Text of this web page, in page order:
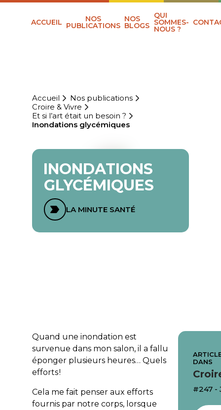
ACCUEIL NOS
PUBLICATIONS
NOS
BLOGS
QUI
SOMMES-
NOUS ?
Accueil
Nos publications
Croire & Vivre
Et si l’art était un besoin ?
Inondations glycémiques
INONDATIONS
GLYCÉMIQUES
LA MINUTE SANTÉ
Quand une inondation est
survenue dans mon salon, il a fallu
éponger plusieurs heures… Quels
efforts !
Cela me fait penser aux efforts
fournis par notre corps, lorsque
DANS
#247 -